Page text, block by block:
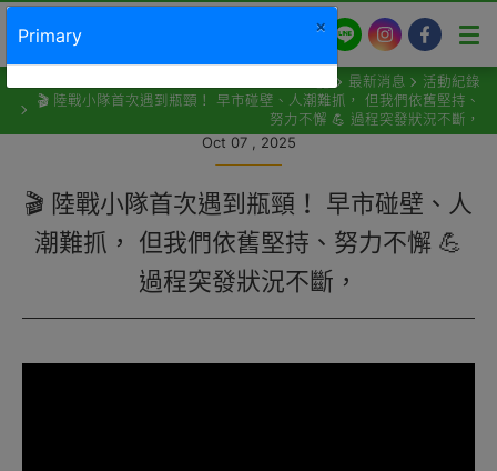
LINE InstagramFacebook
最新消息
活動紀錄
🎬 陸戰小隊首次遇到瓶頸！ 早市碰壁、人潮難抓， 但我們依舊堅持、
努力不懈 💪 過程突發狀況不斷，
Oct 07 , 2025
🎬 陸戰小隊首次遇到瓶頸！ 早市碰壁、人
潮難抓， 但我們依舊堅持、努力不懈 💪
過程突發狀況不斷，
Primary ×